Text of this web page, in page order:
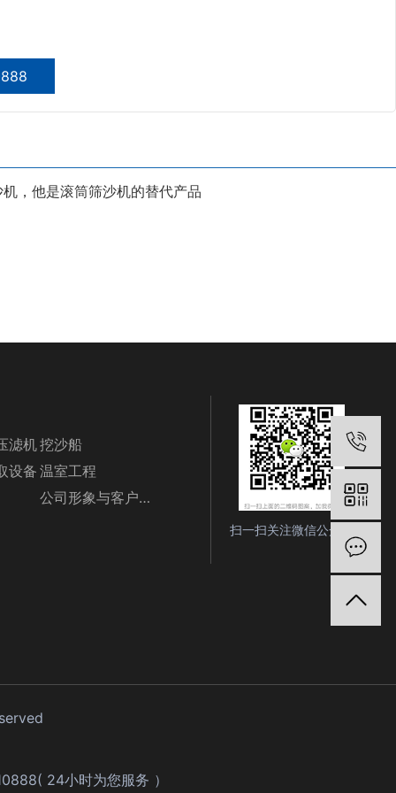
，他是滚筒筛沙机的替代产品
滤机
设备
挖沙船
温室工程
公司形象与客户随影
扫一扫关注微信公众号
24小时为您服务 ）